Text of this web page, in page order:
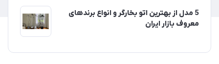
5 مدل از بهترین اتو بخارگر و انواع برندهای
معروف بازار ایران